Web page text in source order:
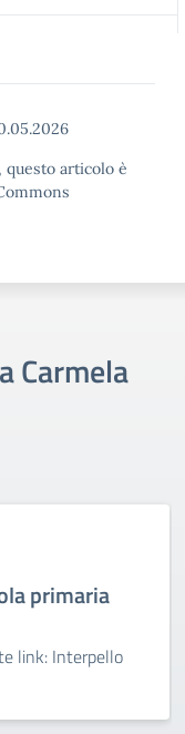
questo articolo è
Carmela
primaria
link: Interpello